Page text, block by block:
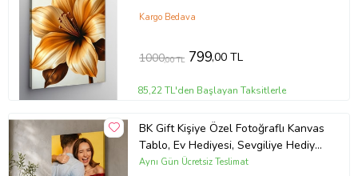
Kargo Bedava
1000,00 TL 799,00 TL
85,22 TL'den Başlayan Taksitlerle
BK Gift Kişiye Özel Fotoğraflı Kanvas
Tablo, Ev Hediyesi, Sevgiliye Hediye,
Arkadaşa Hediye
Aynı Gün Ücretsiz Teslimat